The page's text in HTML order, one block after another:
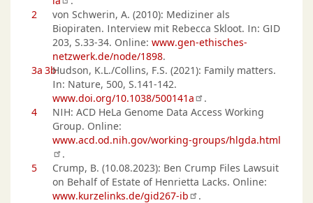
2
von Schwerin, A. (2010): Mediziner als
Biopiraten. Interview mit Rebecca Skloot. In: GID
203, S.33-34. Online: www.gen-ethisches-
netzwerk.de/node/1898.
3a 3bHudson, K.L./Collins, F.S. (2021): Family matters.
In: Nature, 500, S.141-142.
www.doi.org/10.1038/500141a
.
4
NIH: ACD HeLa Genome Data Access Working
Group. Online:
www.acd.od.nih.gov/working-groups/hlgda.html
.
5
Crump, B. (10.08.2023): Ben Crump Files Lawsuit
on Behalf of Estate of Henrietta Lacks. Online:
www.kurzelinks.de/gid267-ib
.